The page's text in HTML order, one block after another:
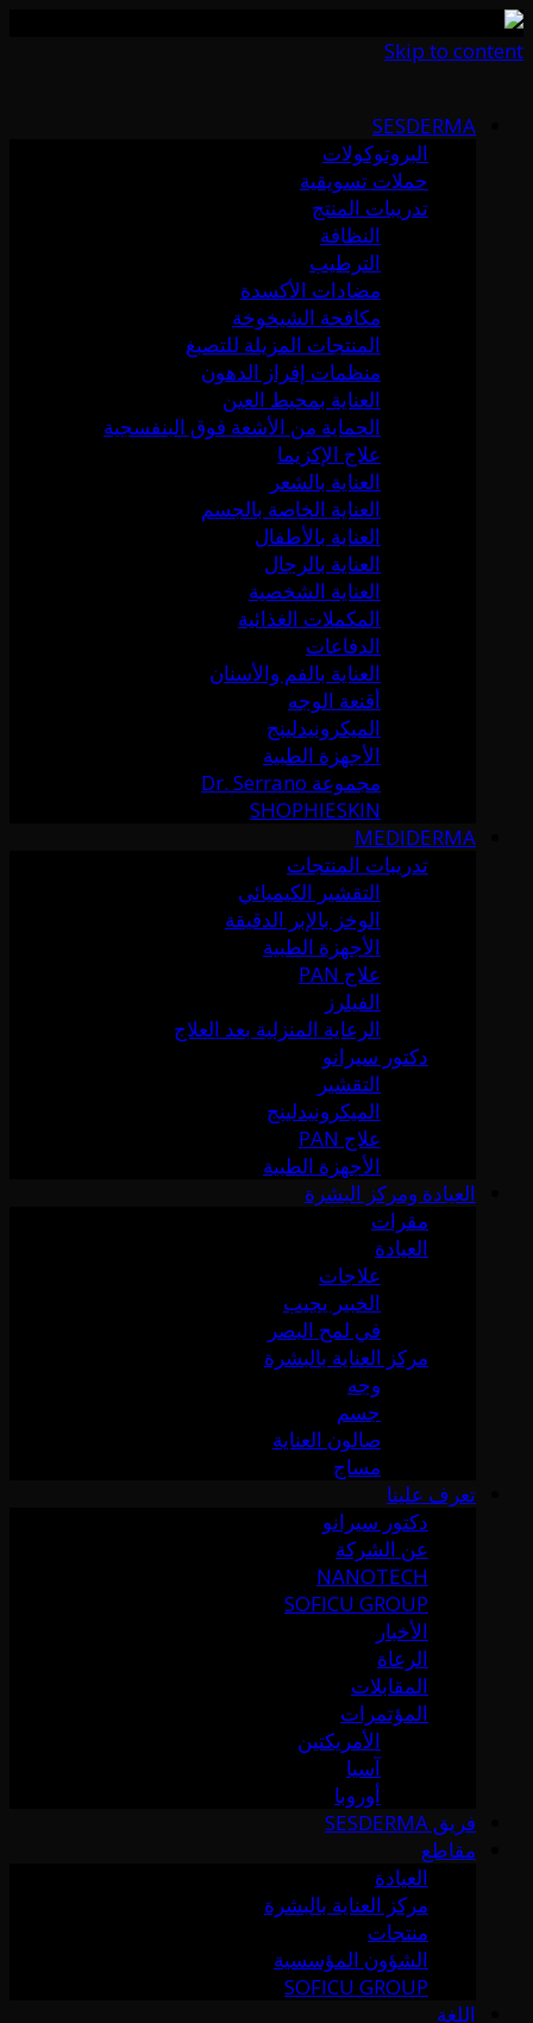
Skip to content
SESDERMA
البروتوكولات
حملات تسويقية
تدريبات المنتج
النظافة
الترطيب
مضادات الأكسدة
مكافحة الشيخوخة
المنتجات المزيلة للتصبغ
منظمات إفراز الدهون
العناية بمحيط العين
الحماية من الأشعة فوق البنفسجية
علاج الإكزيما
العناية بالشعر
العناية الخاصة بالجسم
العناية بالأطفال
العناية بالرجال
العناية الشخصية
المكملات الغذائية
الدفاعات
العناية بالفم والأسنان
أقنعة الوجه
الميكرونيدلينج
الأجهزة الطبية
مجموعة Dr. Serrano
SHOPHIESKIN
MEDIDERMA
تدريبات المنتجات
التقشير الكيميائي
الوخز بالإبر الدقيقة
الأجهزة الطبية
علاج PAN
الفيلرز
الرعاية المنزلية بعد العلاج
دكتور سيرانو
التقشير
الميكرونيدلينج
علاج PAN
الأجهزة الطبية
العيادة ومركز البشرة
مقرات
العيادة
علاجات
الخبير يجيب
في لمح البصر
مركز العناية بالبشرة
وجه
جسم
صالون العناية
مساج
تعرف علينا
دكتور سيرانو
عن الشركة
NANOTECH
SOFICU GROUP
الأخبار
الرعاة
المقابلات
المؤتمرات
الأمريكتين
آسيا
أوروبا
فريق SESDERMA
مقاطع
العيادة
مركز العناية بالبشرة
منتجات
الشؤون المؤسسية
SOFICU GROUP
اللغة